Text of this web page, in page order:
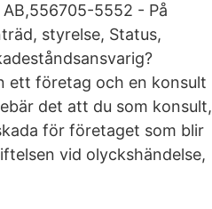
5552 - På
styrelse, Status,
ett företag och en konsult
det att du som konsult,
för företaget som blir
vid olyckshändelse,